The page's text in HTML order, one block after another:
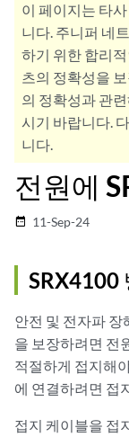
이 페이지는 타
니다. 주니퍼 네
하기 위한 합리
츠의 정확성을
의 정확성과 관
시기 바랍니다.
니다.
전원에
date_range 11-Sep-24
SRX4100
안전 및 전자파
을 보장하려면 전
적절하게 접지해
에 연결하려면 접
접지 케이블을 접